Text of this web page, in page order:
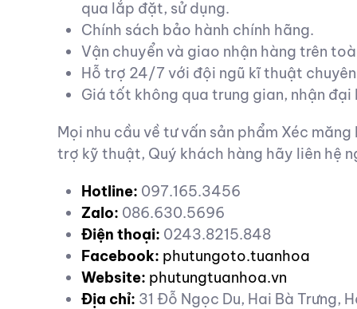
qua lắp đặt, sử dụng.
Chính sách bảo hành chính hãng.
Vận chuyển và giao nhận hàng trên
Hỗ trợ 24/7 với đội ngũ kĩ thuật
Giá tốt không qua trung gian, nhận
Mọi nhu cầu về tư vấn sản phẩm Xéc
trợ kỹ thuật, Quý khách hàng hãy liên hệ
Hotline: 097.165.3456
Zalo: 086.630.5696
Điện thoại: 0243.8215.848
Facebook: phutungoto.tuanhoa
Website: phutungtuanhoa.vn
Địa chỉ: 31 Đỗ Ngọc Du, Hai Bà Trưng,